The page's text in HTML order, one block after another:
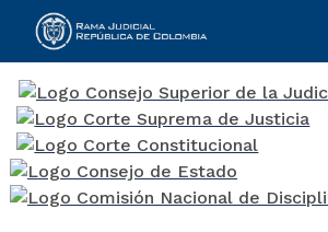
Rama Judicial